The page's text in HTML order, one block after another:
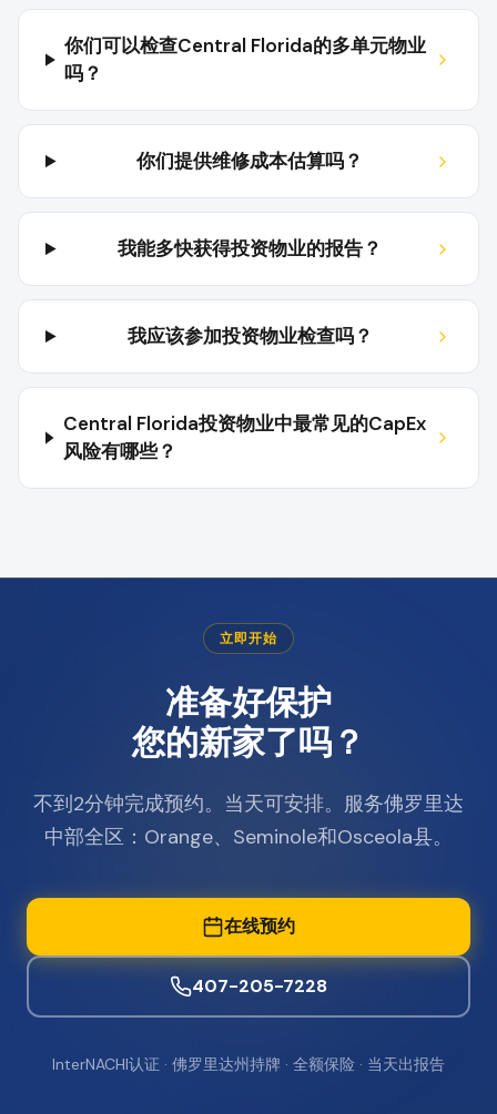
你们可以检查Central Florida的多单元物业
吗？
你们提供维修成本估算吗？
我能多快获得投资物业的报告？
我应该参加投资物业检查吗？
Central Florida投资物业中最常见的CapEx
风险有哪些？
立即开始
准备好保护
您的新家了吗？
不到2分钟完成预约。当天可安排。服务佛罗里达
中部全区：Orange、Seminole和Osceola县。
在线预约
407-205-7228
InterNACHI认证 · 佛罗里达州持牌 · 全额保险 · 当天出报告